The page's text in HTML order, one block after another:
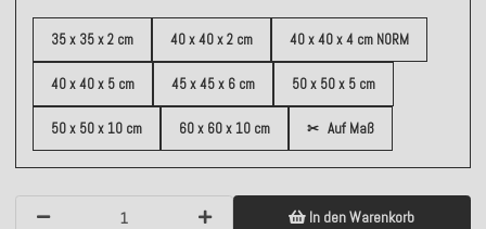
35 x 35 x 2 cm 40 x 40 x 2 cm 40 x 40 x 4 cm NORM
40 x 40 x 5 cm 45 x 45 x 6 cm 50 x 50 x 5 cm
50 x 50 x 10 cm 60 x 60 x 10 cm ✂ Auf Maß
In den Warenkorb